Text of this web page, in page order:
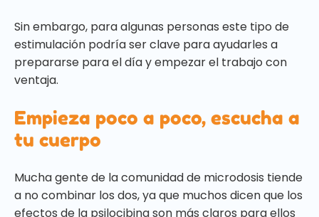
Sin embargo, para algunas personas este tipo de
estimulación podría ser clave para ayudarles a
prepararse para el día y empezar el trabajo con
ventaja.
Empieza poco a poco, escucha a
tu cuerpo
Mucha gente de la comunidad de microdosis tiende
a no combinar los dos, ya que muchos dicen que los
efectos de la psilocibina son más claros para ellos